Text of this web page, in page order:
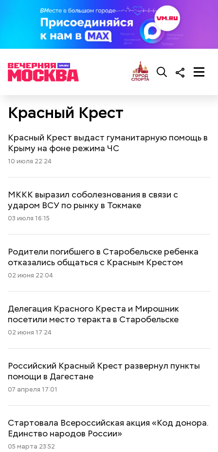
Красный Крест
Красный Крест выдаст гуманитарную помощь в
Крыму на фоне режима ЧС
10 июля 22:24
МККК выразил соболезнования в связи с
ударом ВСУ по рынку в Токмаке
03 июля 16:15
Родители погибшего в Старобельске ребенка
отказались общаться с Красным Крестом
02 июня 22:04
Делегация Красного Креста и Мирошник
посетили место теракта в Старобельске
02 июня 17:24
Российский Красный Крест развернул пункты
помощи в Дагестане
07 апреля 17:01
Стартовала Всероссийская акция «Код донора.
Единство народов России»
05 марта 23:52